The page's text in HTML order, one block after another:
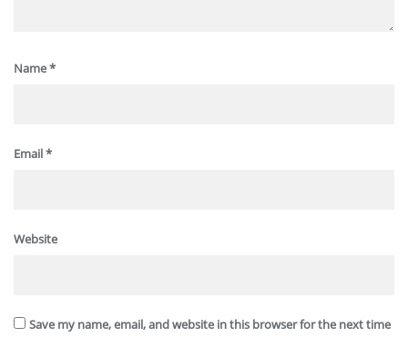
Name*
Email*
Website
Save my name, email, and website in this browser for the next time